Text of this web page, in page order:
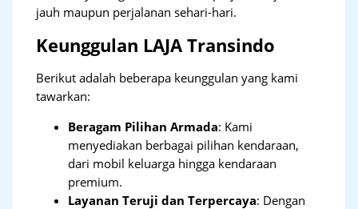
jauh maupun perjalanan sehari-hari.
Keunggulan LAJA Transindo
Berikut adalah beberapa keunggulan yang kami
tawarkan:
Beragam Pilihan Armada: Kami
menyediakan berbagai pilihan kendaraan,
dari mobil keluarga hingga kendaraan
premium.
Layanan Teruji dan Terpercaya: Dengan